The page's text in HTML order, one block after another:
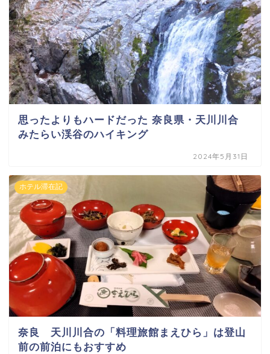
思ったよりもハードだった 奈良県・天川川合
みたらい渓谷のハイキング
2024年5月31日
ホテル滞在記
奈良 天川川合の「料理旅館まえひら」は登山
前の前泊にもおすすめ